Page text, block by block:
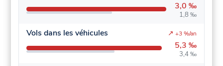
3,0 ‰
1,8 ‰
Vols dans les véhicules
5,3 ‰
3,4 ‰
↗ +3 %/an